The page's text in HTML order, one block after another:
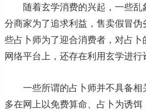
随着玄学消费的兴起，一些
分商家为了追求利益，售卖假冒伪
些占卜师为了迎合消费者，对占卜
网络平台上，还存在利用玄学进行
一些所谓的占卜师并不具备相
多在网上以免费算命、占卜为诱